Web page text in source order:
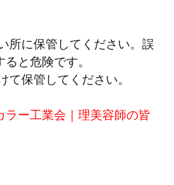
所に保管してください。誤
と危険です。
保管してください。
ラー工業会｜理美容師の皆